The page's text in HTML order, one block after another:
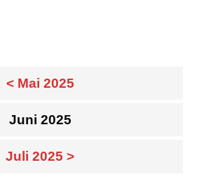
< Mai 2025
Juni 2025
Juli 2025 >